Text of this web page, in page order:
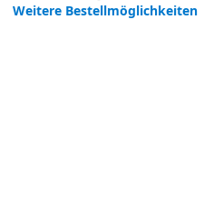
Weitere Bestellmöglichkeiten